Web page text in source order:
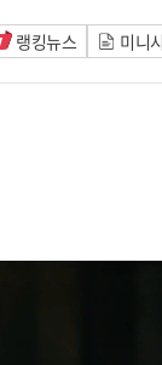
랭킹뉴스 미니